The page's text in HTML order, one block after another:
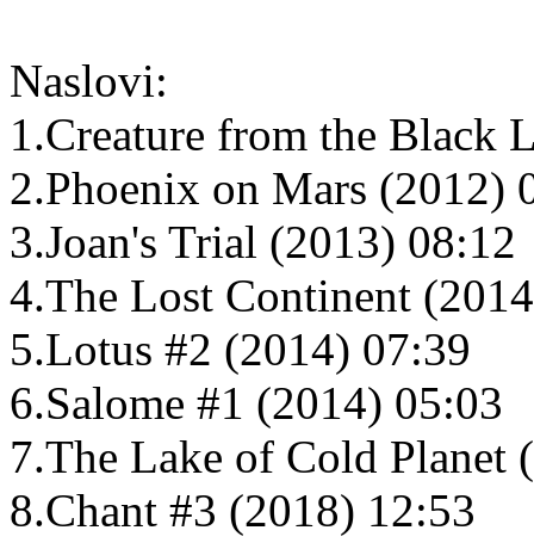
Naslovi:
1.Creature from the Black
2.Phoenix on Mars (2012)
3.Joan's Trial (2013) 08:12
4.The Lost Continent
5.Lotus #2 (2014) 07:39
6.Salome #1 (2014) 05:03
7.The Lake of Cold Planet
8.Chant #3 (2018) 12:53